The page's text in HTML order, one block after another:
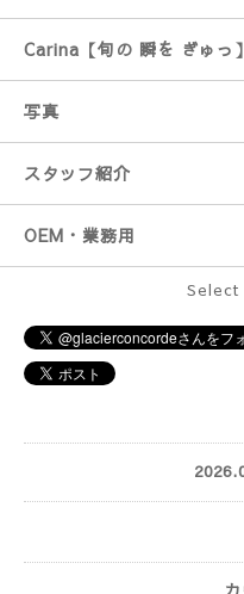
Carina【旬の 瞬を ぎゅっ
写真
スタッフ紹介
OEM・業務用
Select